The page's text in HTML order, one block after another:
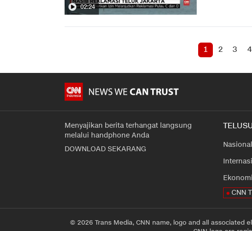
02:24
1 2 3 4
Menyajikan berita terhangat langsung
melalui handphone Anda
DOWNLOAD SEKARANG
Nasional
Ekonomi
CNN
© 2026 Trans Media, CNN name, logo and all associated